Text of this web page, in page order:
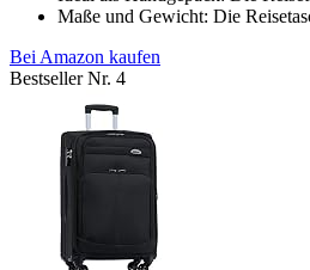
Maße und Gewicht: Die
Bei Amazon kaufen
Bestseller Nr. 4